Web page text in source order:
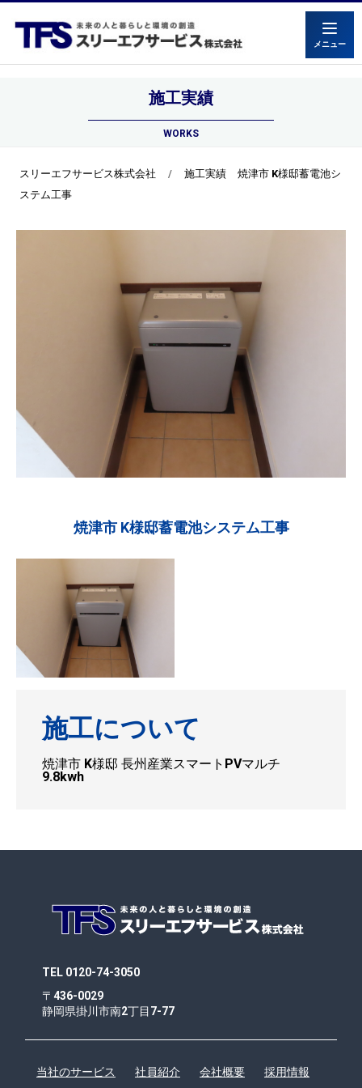
メニュー
施工実績
WORKS
スリーエフサービス株式会社 施工実績
焼津市 K様邸蓄電池シ
ステム工事
焼津市 K様邸蓄電池システム工事
施工について
焼津市 K様邸 長州産業スマートPVマルチ
9.8kwh
TEL 0120-74-3050
〒436-0029
静岡県掛川市南2丁目7-77
当社のサービス 社員紹介 会社概要 採用情報